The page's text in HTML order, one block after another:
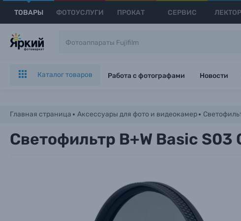
ТОВАРЫ ФОТОУСЛУГИ ПРОКАТ СЕРВИС
Каталог товаров Работа с фотографами Новости
Главная страница Аксессуары для фото и видеокамер
Светофильтр B+W Basic S03